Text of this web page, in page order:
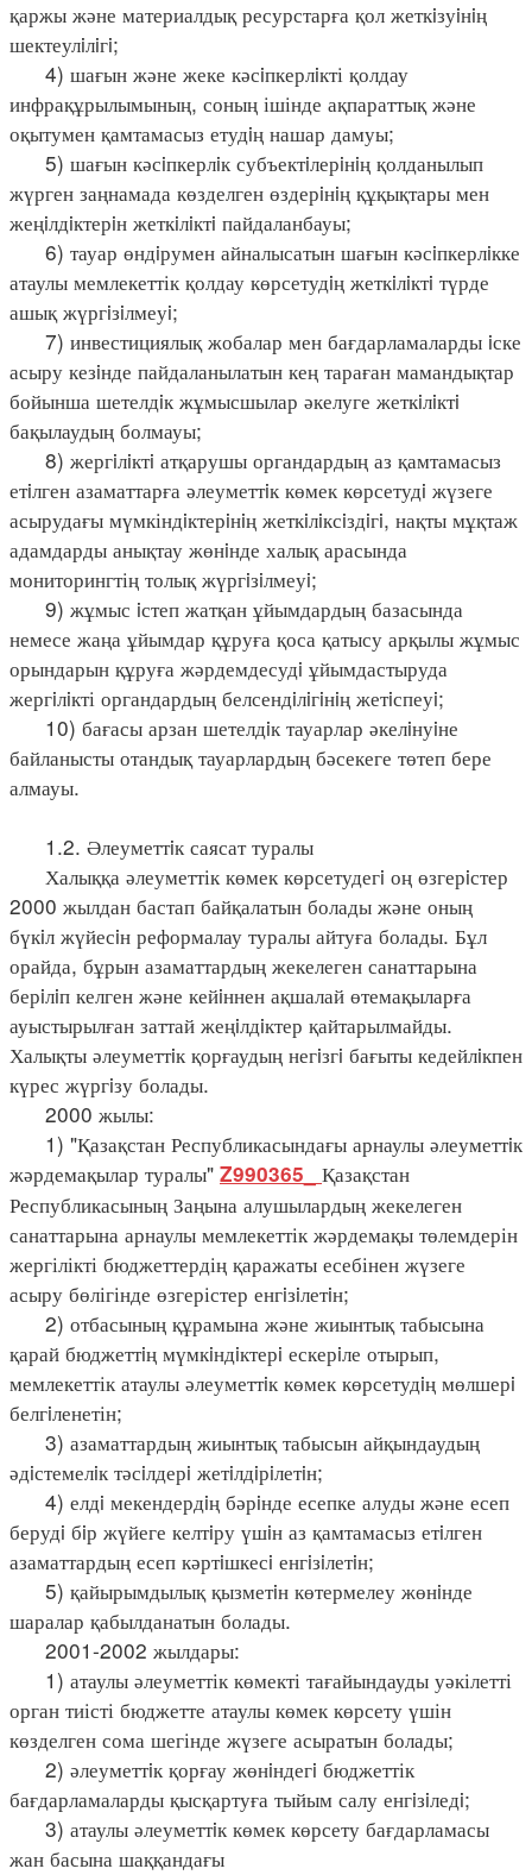
қаржы және материалдық ресурстарға қол жеткiзуiнiң
шектеулiлiгi;
4) шағын және жеке кәсiпкерлiкті қолдау
инфрақұрылымының, соның ішінде ақпараттық және
оқытумен қамтамасыз етудiң нашар дамуы;
5) шағын кәсiпкерлiк субъектiлерiнiң қолданылып
жүрген заңнамада көзделген өздерiнiң құқықтары мен
жеңiлдiктерiн жеткiлiктi пайдаланбауы;
6) тауар өндiрумен айналысатын шағын кәсiпкерлiкке
атаулы мемлекеттік қолдау көрсетудiң жеткiлiктi түрде
ашық жүргiзiлмеуi;
7) инвестициялық жобалар мен бағдарламаларды iске
асыру кезiнде пайдаланылатын кең тараған мамандықтар
бойынша шетелдiк жұмысшылар әкелуге жеткiлiктi
бақылаудың болмауы;
8) жергiлiктi атқарушы органдардың аз қамтамасыз
етiлген азаматтарға әлеуметтiк көмек көрсетудi жүзеге
асырудағы мүмкіндiктерiнiң жеткiлiксiздiгi, нақты мұқтаж
адамдарды анықтау жөнiнде халық арасында
мониторингтің толық жүргiзiлмеуi;
9) жұмыс iстеп жатқан ұйымдардың базасында
немесе жаңа ұйымдар құруға қоса қатысу арқылы жұмыс
орындарын құруға жәрдемдесудi ұйымдастыруда
жергiлiкті органдардың белсендiлiгiнiң жетiспеуi;
10) бағасы арзан шетелдiк тауарлар әкелiнуiне
байланысты отандық тауарлардың бәсекеге төтеп бере
алмауы.
1.2. Әлеуметтiк саясат туралы
Халыққа әлеуметтік көмек көрсетудегi оң өзгерiстер
2000 жылдан бастап байқалатын болады және оның
бүкiл жүйесiн реформалау туралы айтуға болады. Бұл
орайда, бұрын азаматтардың жекелеген санаттарына
берiлiп келген және кейiннен ақшалай өтемақыларға
ауыстырылған заттай жеңiлдiктер қайтарылмайды.
Халықты әлеуметтiк қорғаудың негiзгi бағыты кедейлiкпен
күрес жүргiзу болады.
2000 жылы:
1) "Қазақстан Республикасындағы арнаулы әлеуметтiк
жәрдемақылар туралы" Z990365_ Қазақстан
Республикасының Заңына алушылардың жекелеген
санаттарына арнаулы мемлекеттік жәрдемақы төлемдерін
жергілікті бюджеттердің қаражаты есебінен жүзеге
асыру бөлігінде өзгерістер енгiзiлетiн;
2) отбасының құрамына және жиынтық табысына
қарай бюджеттiң мүмкiндiктерi ескерiле отырып,
мемлекеттік атаулы әлеуметтiк көмек көрсетудiң мөлшерi
белгiленетін;
3) азаматтардың жиынтық табысын айқындаудың
әдiстемелiк тәсiлдерi жетiлдiрiлетiн;
4) елдi мекендердiң бәрiнде есепке алуды және есеп
берудi бiр жүйеге келтiру үшiн аз қамтамасыз етiлген
азаматтардың есеп кәртiшкесi енгiзiлетiн;
5) қайырымдылық қызметiн көтермелеу жөнiнде
шаралар қабылданатын болады.
2001-2002 жылдары:
1) атаулы әлеуметтік көмекті тағайындауды уәкілетті
орган тиісті бюджетте атаулы көмек көрсету үшін
көзделген сома шегінде жүзеге асыратын болады;
2) әлеуметтiк қорғау жөнiндегi бюджеттік
бағдарламаларды қысқартуға тыйым салу енгiзiледi;
3) атаулы әлеуметтiк көмек көрсету бағдарламасы
жан басына шаққандағы